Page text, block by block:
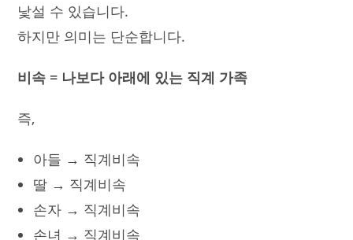
낯설 수 있습니다.
하지만 의미는 단순합니다.
비속 = 나보다 아래에 있는 직계 가족
즉,
아들 → 직계비속
딸 → 직계비속
손자 → 직계비속
손녀 → 직계비속